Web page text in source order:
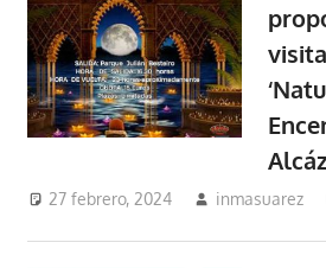
27 febrero, 2024 inmasuarez